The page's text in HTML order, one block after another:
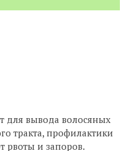
для вывода волосяных
тракта, профилактики
рвоты и запоров.